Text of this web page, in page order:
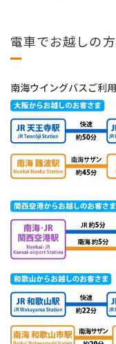
電車でお越しの方
南海ウイングバスご利